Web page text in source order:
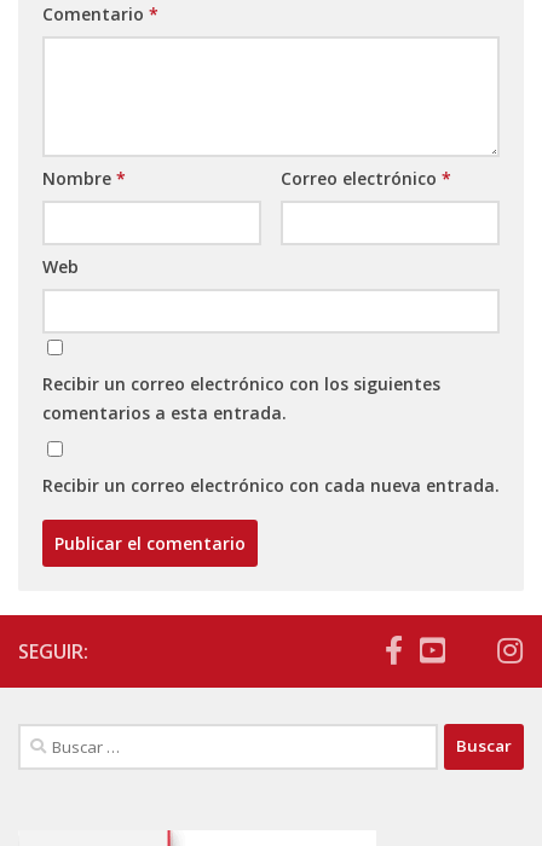
Comentario *
Nombre * Correo electrónico *
Web
Recibir un correo electrónico con los siguientes
comentarios a esta entrada.
Recibir un correo electrónico con cada nueva entrada.
SEGUIR:
Buscar: